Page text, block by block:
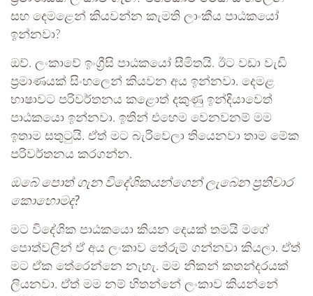
සහ දෙමළෙන් කියවන්න කැමති ලාංකීය පාඨකයෝ
ඉන්නවා?
ඔව්. ලංකාවේ ඉංග්‍රීසි පාඨකයෝ සීමිතයි. ඊට වඩා වැඩි
ප්‍රමාණයක් සිංහලෙන් කියවන අය ඉන්නවා. දෙමළ
භාෂාවට පරිවර්තනය කළොත් දකුණු ඉන්දියාවෙත්
පාඨකයො ඉන්නවා. ඉතින් එහෙම වෙනවනම් මම
ඉතාම සතුටුයි. ඒත් මට බැරිවෙලා තියෙනවා තාම මේක
පරිවර්තනය කරගන්න.
ඔබේ පොත් ගැන විදේශිකයන්ගෙන් ලැබෙන ප්‍රතිචාර
කොහොමද?
මට විදේශික පාඨකයො කියන දෙයක් තමයි මගේ
පොත්වලින් ඒ අය ලංකාව තේරුම් ගන්නවා කියලා. ඒත්
මට ඒක තේරෙන්නෙ නැහැ. මම නිකන් කතන්දරයක්
ලියනවා. ඒත් මම නම් හිතන්නේ ලංකාව කියන්නේ